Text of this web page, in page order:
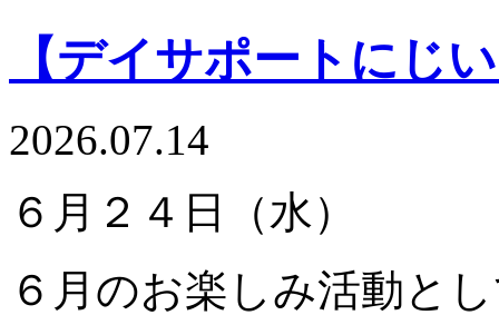
【デイサポートにじ
2026.07.14
６月２４日（水）
６月のお楽しみ活動と